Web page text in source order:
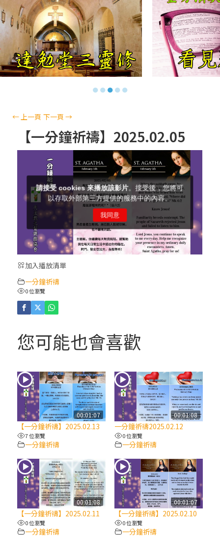
玲珠 老師
【信仰之旅】第十四集：「天主十誡(下)」
—金毓瑋 神父
【信仰之旅】第十三集：「天主十誡(上)」
—金毓瑋 神父
【信仰之旅】第十二集：「聖母、聖人」—
高樂祈 修女
【信仰之旅】第十一集：「教 會」(推廣片)
【信仰之旅】第十一集：「教 會」—林必能
神父
【信仰之旅】第十集：「逾越奧蹟」— 錢玲
珠老師
(5)黃敏正主教帶你做「四旬期避靜」—【逾
人相遇
(2)黃敏正主教帶你做「四旬期避靜」—【逾
越的智慧】：七項齋戒的意義與益處
【信仰之旅】第九集：「如果你的痛苦比快
樂多」—歐義明神父 / 應芝莉老師
(1)黃敏正主教帶你做「四旬期避靜」—【逾
越的智慧】：聖方濟的靈修，「不占為己
有」
【信仰之旅】第八集：「耶穌為什麼降生到
人世」—高樂祈修女
●●●●●
← 上一頁 下一頁→
【一分鐘祈禱】2025.02.05
加入播放清單
一分鐘祈禱
0 位瀏覽
您可能也會喜歡
00:01:07
【一分鐘祈禱】2025.02.13
7 位瀏覽
一分鐘祈禱
00:01:08
一分鐘祈禱2025.02.12
0 位瀏覽
一分鐘祈禱
00:01:08
【一分鐘祈禱】2025.02.11
0 位瀏覽
一分鐘祈禱
00:01:07
【一分鐘祈禱】2025.02.10
0 位瀏覽
一分鐘祈禱